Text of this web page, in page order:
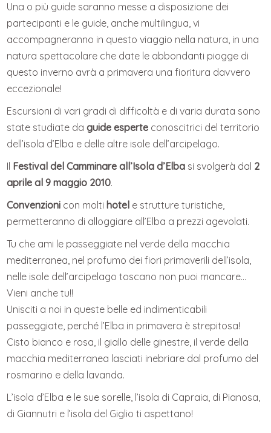
Una o più guide saranno messe a disposizione dei
partecipanti e le guide, anche multilingua, vi
accompagneranno in questo viaggio nella natura, in una
natura spettacolare che date le abbondanti piogge di
questo inverno avrà a primavera una fioritura davvero
eccezionale!
Escursioni di vari gradi di difficoltà e di varia durata sono
state studiate daguide esperte conoscitrici del territorio
dell’isola d’Elba e delle altre isole dell’arcipelago.
Il Festival del Camminare all’Isola d’Elba si svolgerà dal 2
aprile al 9 maggio 2010.
Convenzioni con moltihotel e strutture turistiche,
permetteranno di alloggiare all’Elba a prezzi agevolati.
Tu che ami le passeggiate nel verde della macchia
mediterranea, nel profumo dei fiori primaverili dell’isola,
nelle isole dell’arcipelago toscano non puoi mancare…
Vieni anche tu!!
Unisciti a noi in queste belle ed indimenticabili
passeggiate, perché l’Elba in primavera è strepitosa!
Cisto bianco e rosa, il giallo delle ginestre, il verde della
macchia mediterranea lasciati inebriare dal profumo del
rosmarino e della lavanda.
L’isola d’Elba e le sue sorelle, l’isola di Capraia, di Pianosa,
di Giannutri e l’isola del Giglio ti aspettano!